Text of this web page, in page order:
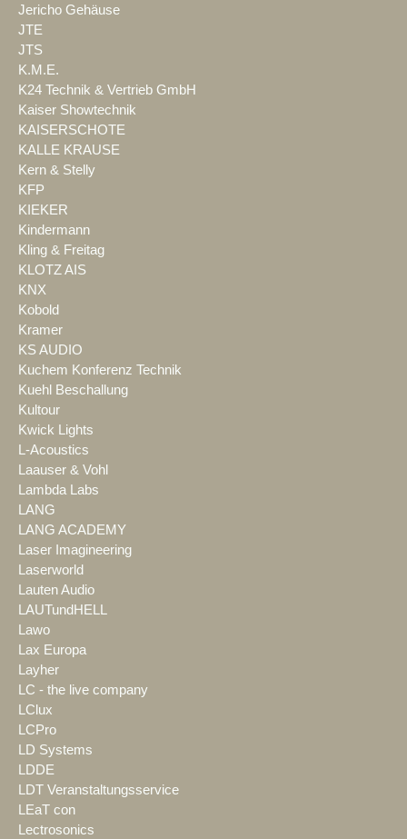
Jericho Gehäuse
JTE
JTS
K.M.E.
K24 Technik & Vertrieb GmbH
Kaiser Showtechnik
KAISERSCHOTE
KALLE KRAUSE
Kern & Stelly
KFP
KIEKER
Kindermann
Kling & Freitag
KLOTZ AIS
KNX
Kobold
Kramer
KS AUDIO
Kuchem Konferenz Technik
Kuehl Beschallung
Kultour
Kwick Lights
L-Acoustics
Laauser & Vohl
Lambda Labs
LANG
LANG ACADEMY
Laser Imagineering
Laserworld
Lauten Audio
LAUTundHELL
Lawo
Lax Europa
Layher
LC - the live company
LClux
LCPro
LD Systems
LDDE
LDT Veranstaltungsservice
LEaT con
Lectrosonics